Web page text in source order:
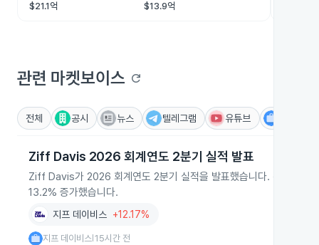
$21.1억
$13.9억
관련 마켓보이스 refresh
전체 공시 뉴스 텔레그램 유튜브
Ziff Davis 2026 회계연도 2분기 실적 발표
Ziff Davis가 2026 회계연도 2분기 실적을 발표했습니다. 전체 매
13.2% 증가했습니다.
지프 데이비스 +12.17%
지프 데이비스 15시간 전